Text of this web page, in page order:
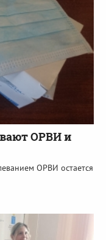
ОРВИ и
ОРВИ остается